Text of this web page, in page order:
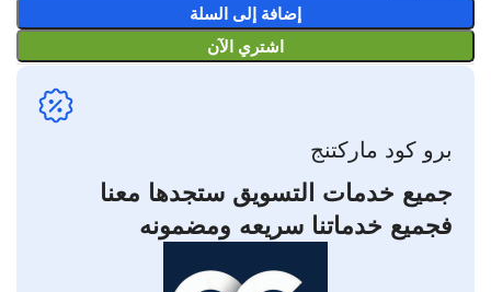
إضافة إلى السلة
اشتري الآن
برو كود ماركتنج
جميع خدمات التسويق ستجدها معنا
فجميع خدماتنا سريعه ومضمونه